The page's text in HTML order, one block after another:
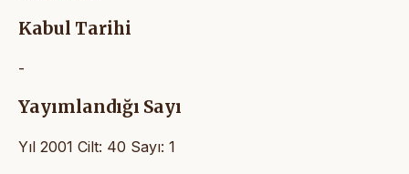
Kabul Tarihi
-
Yayımlandığı Sayı
Yıl 2001 Cilt: 40 Sayı: 1